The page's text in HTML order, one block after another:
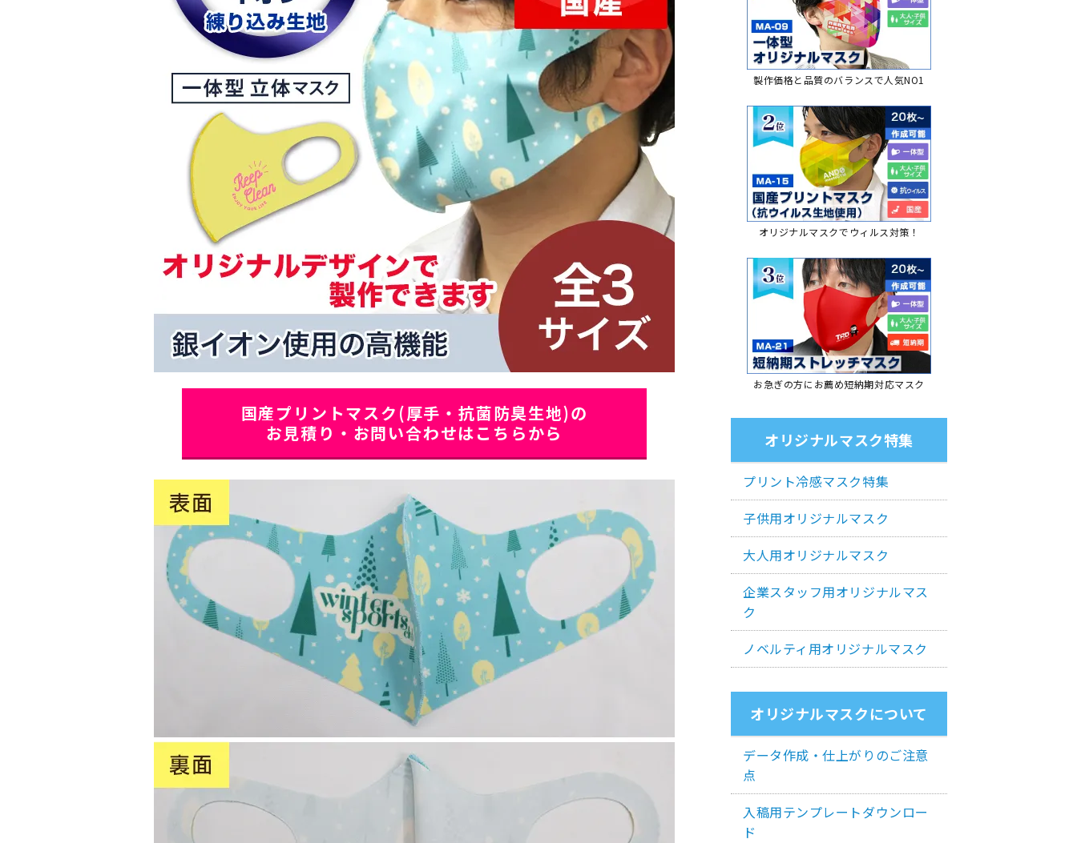
国産プリントマスク(厚手・抗菌防臭生地)の
お見積り・お問い合わせはこちらから
製作価格と品質のバランスで人気NO1
オリジナルマスクでウィルス対策！
お急ぎの方にお薦め短納期対応マスク
オリジナルマスク特集
プリント冷感マスク特集
子供用オリジナルマスク
大人用オリジナルマスク
企業スタッフ用オリジナルマス
ク
ノベルティ用オリジナルマスク
オリジナルマスクについて
データ作成・仕上がりのご注意
点
入稿用テンプレートダウンロー
ド